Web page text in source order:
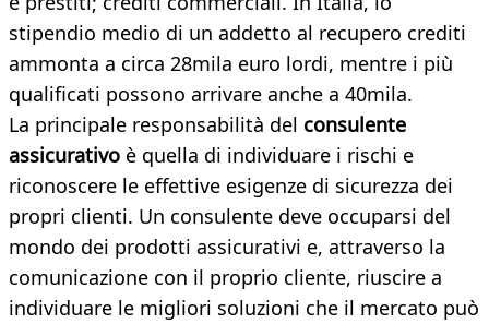
stipendio medio di un addetto al recupero crediti
ammonta a circa 28mila euro lordi, mentre i più
qualificati possono arrivare anche a 40mila.
La principale responsabilità del consulente
assicurativo è quella di individuare i rischi e
riconoscere le effettive esigenze di sicurezza dei
propri clienti. Un consulente deve occuparsi del
mondo dei prodotti assicurativi e, attraverso la
comunicazione con il proprio cliente, riuscire a
individuare le migliori soluzioni che il mercato può